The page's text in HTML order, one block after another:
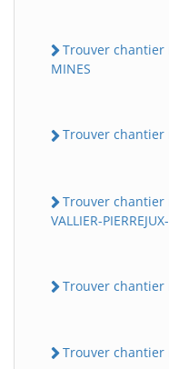
Trouver chantier
MINES
Trouver chantier
Trouver chantier
VALLIER-
Trouver chantier
Trouver chantier